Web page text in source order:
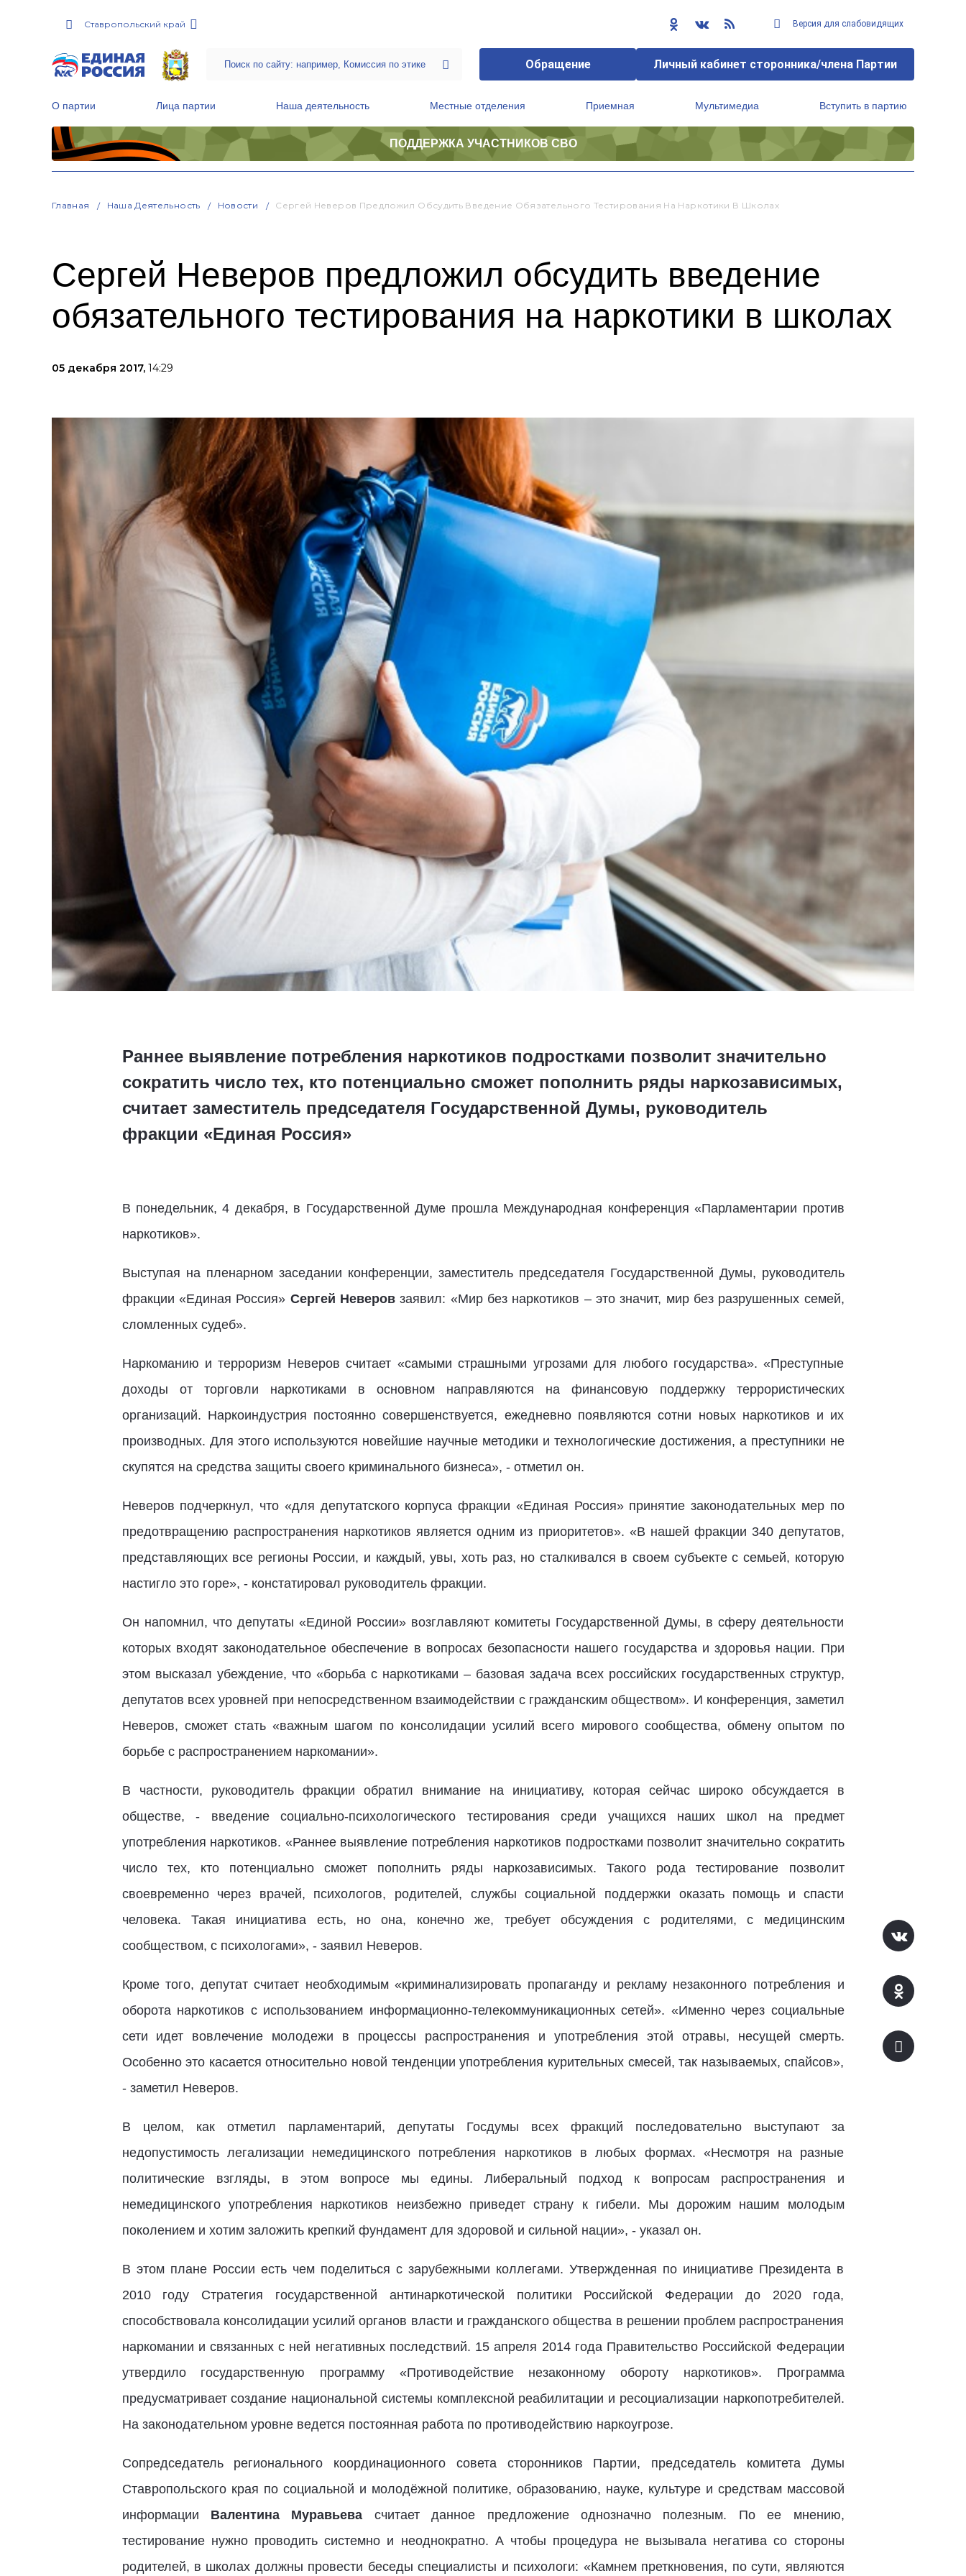
Ставропольский край Версия для слабовидящих
Обращение Личный кабинет сторонника/члена Партии
О партии Лица партии Наша деятельность Местные отделения Приемная Мультимедиа Вступить в партию
ПОДДЕРЖКА УЧАСТНИКОВ СВО
Главная Наша Деятельность Новости Сергей Неверов Предложил Обсудить Введение Обязательного Тестирования На Наркотики В Школах
Сергей Неверов предложил обсудить введение
обязательного тестирования на наркотики в школах
05 декабря 2017, 14:29
Раннее выявление потребления наркотиков подростками позволит значительно
сократить число тех, кто потенциально сможет пополнить ряды наркозависимых,
считает заместитель председателя Государственной Думы, руководитель
фракции «Единая Россия»
В понедельник, 4 декабря, в Государственной Думе прошла Международная конференция «Парламентарии против
наркотиков».
Выступая на пленарном заседании конференции, заместитель председателя Государственной Думы, руководитель
фракции «Единая Россия» Сергей Неверовзаявил: «Мир без наркотиков – это значит, мир без разрушенных семей,
сломленных судеб».
Наркоманию и терроризм Неверов считает «самыми страшными угрозами для любого государства». «Преступные
доходы от торговли наркотиками в основном направляются на финансовую поддержку террористических
организаций. Наркоиндустрия постоянно совершенствуется, ежедневно появляются сотни новых наркотиков и их
производных. Для этого используются новейшие научные методики и технологические достижения, а преступники не
скупятся на средства защиты своего криминального бизнеса», - отметил он.
Неверов подчеркнул, что «для депутатского корпуса фракции «Единая Россия» принятие законодательных мер по
предотвращению распространения наркотиков является одним из приоритетов». «В нашей фракции 340 депутатов,
представляющих все регионы России, и каждый, увы, хоть раз, но сталкивался в своем субъекте с семьей, которую
настигло это горе», - констатировал руководитель фракции.
Он напомнил, что депутаты «Единой России» возглавляют комитеты Государственной Думы, в сферу деятельности
которых входят законодательное обеспечение в вопросах безопасности нашего государства и здоровья нации. При
этом высказал убеждение, что «борьба с наркотиками – базовая задача всех российских государственных структур,
депутатов всех уровней при непосредственном взаимодействии с гражданским обществом». И конференция, заметил
Неверов, сможет стать «важным шагом по консолидации усилий всего мирового сообщества, обмену опытом по
борьбе с распространением наркомании».
В частности, руководитель фракции обратил внимание на инициативу, которая сейчас широко обсуждается в
обществе, - введение социально-психологического тестирования среди учащихся наших школ на предмет
употребления наркотиков. «Раннее выявление потребления наркотиков подростками позволит значительно сократить
число тех, кто потенциально сможет пополнить ряды наркозависимых. Такого рода тестирование позволит
своевременно через врачей, психологов, родителей, службы социальной поддержки оказать помощь и спасти
человека. Такая инициатива есть, но она, конечно же, требует обсуждения с родителями, с медицинским
сообществом, с психологами», - заявил Неверов.
Кроме того, депутат считает необходимым «криминализировать пропаганду и рекламу незаконного потребления и
оборота наркотиков с использованием информационно-телекоммуникационных сетей». «Именно через социальные
сети идет вовлечение молодежи в процессы распространения и употребления этой отравы, несущей смерть.
Особенно это касается относительно новой тенденции употребления курительных смесей, так называемых, спайсов»,
- заметил Неверов.
В целом, как отметил парламентарий, депутаты Госдумы всех фракций последовательно выступают за
недопустимость легализации немедицинского потребления наркотиков в любых формах. «Несмотря на разные
политические взгляды, в этом вопросе мы едины. Либеральный подход к вопросам распространения и
немедицинского употребления наркотиков неизбежно приведет страну к гибели. Мы дорожим нашим молодым
поколением и хотим заложить крепкий фундамент для здоровой и сильной нации», - указал он.
В этом плане России есть чем поделиться с зарубежными коллегами. Утвержденная по инициативе Президента в
2010 году Стратегия государственной антинаркотической политики Российской Федерации до 2020 года,
способствовала консолидации усилий органов власти и гражданского общества в решении проблем распространения
наркомании и связанных с ней негативных последствий. 15 апреля 2014 года Правительство Российской Федерации
утвердило государственную программу «Противодействие незаконному обороту наркотиков». Программа
предусматривает создание национальной системы комплексной реабилитации и ресоциализации наркопотребителей.
На законодательном уровне ведется постоянная работа по противодействию наркоугрозе.
Сопредседатель регионального координационного совета сторонников Партии, председатель комитета Думы
Ставропольского края по социальной и молодёжной политике, образованию, науке, культуре и средствам массовой
информации Валентина Муравьева считает данное предложение однозначно полезным. По ее мнению,
тестирование нужно проводить системно и неоднократно. А чтобы процедура не вызывала негатива со стороны
родителей, в школах должны провести беседы специалисты и психологи: «Камнем преткновения, по сути, являются